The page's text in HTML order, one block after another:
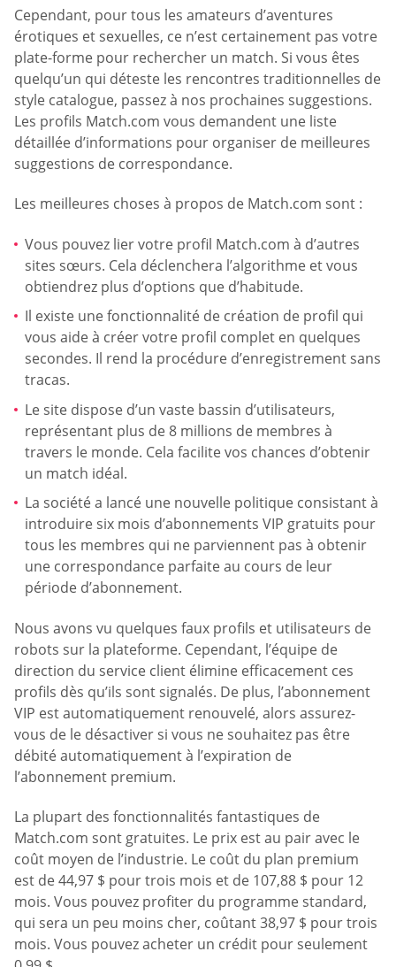
Cependant, pour tous les amateurs d’aventures
érotiques et sexuelles, ce n’est certainement pas votre
plate-forme pour rechercher un match. Si vous êtes
quelqu’un qui déteste les rencontres traditionnelles de
style catalogue, passez à nos prochaines suggestions.
Les profils Match.com vous demandent une liste
détaillée d’informations pour organiser de meilleures
suggestions de correspondance.
Les meilleures choses à propos de Match.com sont :
Vous pouvez lier votre profil Match.com à d’autres
sites sœurs. Cela déclenchera l’algorithme et vous
obtiendrez plus d’options que d’habitude.
Il existe une fonctionnalité de création de profil qui
vous aide à créer votre profil complet en quelques
secondes. Il rend la procédure d’enregistrement sans
tracas.
Le site dispose d’un vaste bassin d’utilisateurs,
représentant plus de 8 millions de membres à
travers le monde. Cela facilite vos chances d’obtenir
un match idéal.
La société a lancé une nouvelle politique consistant à
introduire six mois d’abonnements VIP gratuits pour
tous les membres qui ne parviennent pas à obtenir
une correspondance parfaite au cours de leur
période d’abonnement.
Nous avons vu quelques faux profils et utilisateurs de
robots sur la plateforme. Cependant, l’équipe de
direction du service client élimine efficacement ces
profils dès qu’ils sont signalés. De plus, l’abonnement
VIP est automatiquement renouvelé, alors assurez-
vous de le désactiver si vous ne souhaitez pas être
débité automatiquement à l’expiration de
l’abonnement premium.
La plupart des fonctionnalités fantastiques de
Match.com sont gratuites. Le prix est au pair avec le
coût moyen de l’industrie. Le coût du plan premium
est de 44,97 $ pour trois mois et de 107,88 $ pour 12
mois. Vous pouvez profiter du programme standard,
qui sera un peu moins cher, coûtant 38,97 $ pour trois
mois. Vous pouvez acheter un crédit pour seulement